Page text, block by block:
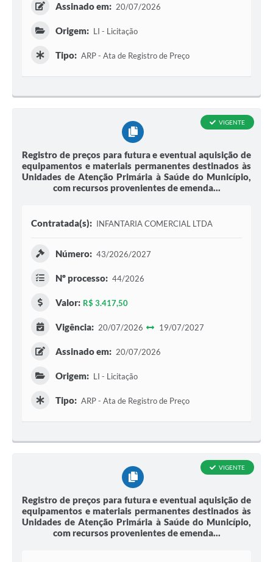
Assinado em: 20/07/2026
Origem: LI - Licitação
Tipo: ARP - Ata de Registro de Preço
Registro de preços para futura e eventual aquisição de
equipamentos e materiais permanentes destinados às
Unidades de Atenção Primária à Saúde do Município,
com recursos provenientes de emenda...
VIGENTE
Contratada(s): INFANTARIA COMERCIAL LTDA
Número: 43/2026/2027
Nº processo: 44/2026
Valor: R$ 3.417,50
Vigência: 20/07/2026 19/07/2027
Assinado em: 20/07/2026
Origem: LI - Licitação
Tipo: ARP - Ata de Registro de Preço
Registro de preços para futura e eventual aquisição de
equipamentos e materiais permanentes destinados às
Unidades de Atenção Primária à Saúde do Município,
com recursos provenientes de emenda...
VIGENTE